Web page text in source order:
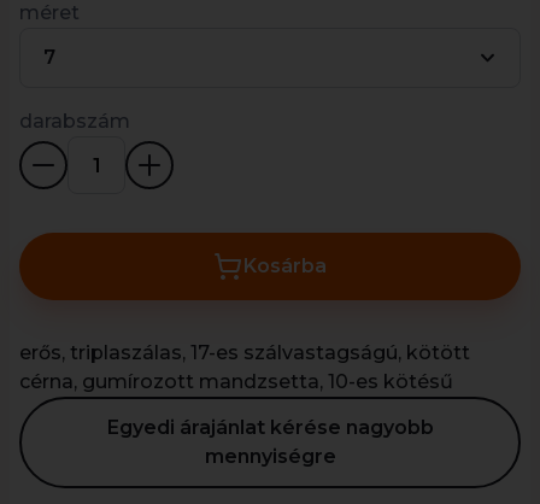
méret
7
darabszám
Kosárba
erős, triplaszálas, 17-es szálvastagságú, kötött
cérna, gumírozott mandzsetta, 10-es kötésű
Egyedi árajánlat kérése nagyobb
mennyiségre